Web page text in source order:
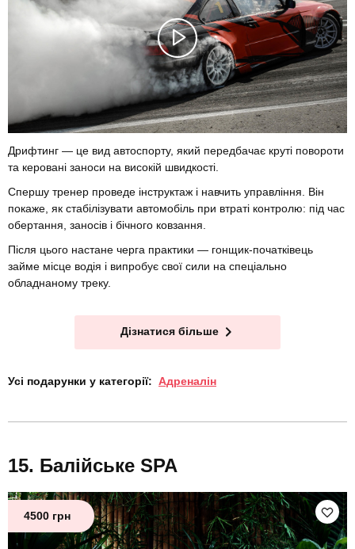
Дрифтинг — це вид автоспорту, який передбачає круті повороти
та керовані заноси на високій швидкості.
Спершу тренер проведе інструктаж і навчить управління. Він
покаже, як стабілізувати автомобіль при втраті контролю: під час
обертання, заносів і бічного ковзання.
Після цього настане черга практики — гонщик-початківець
займе місце водія і випробує свої сили на спеціально
обладнаному треку.
Дізнатися більше
Усі подарунки у категорії: Адреналін
Балійське SPA
4500 грн